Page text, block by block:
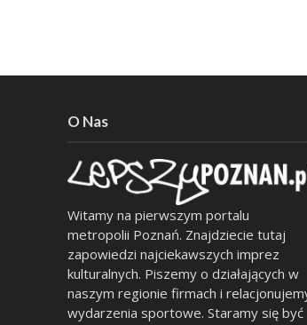
O Nas
Witamy na pierwszym portalu
metropolii Poznań. Znajdziecie tutaj
zapowiedzi najciekawszych imprez
kulturalnych. Piszemy o działających w
naszym regionie firmach i
wydarzenia sportowe. Staramy się być